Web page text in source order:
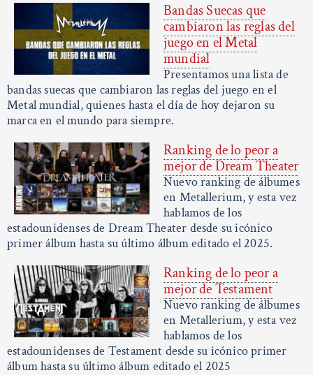
Bandas Suecas que
cambiaron las reglas del
juego en el Metal
mundial
Presentamos una lista de
bandas suecas que cambiaron las reglas del juego en el
Metal mundial, quienes hasta el día de hoy dejaron su
marca en el mundo para siempre.
Ranking de lo peor a
mejor de Dream Theater
Nuevo ranking de álbumes
en Metallerium, y esta vez
hablamos de los
estadounidenses de Dream Theater desde su icónico
primer álbum hasta su último álbum editado el 2025.
Ranking de lo peor a
mejor de Testament
Nuevo ranking de álbumes
en Metallerium, y esta vez
hablamos de los
estadounidenses de Testament desde su icónico primer
álbum hasta su último álbum editado el 2025